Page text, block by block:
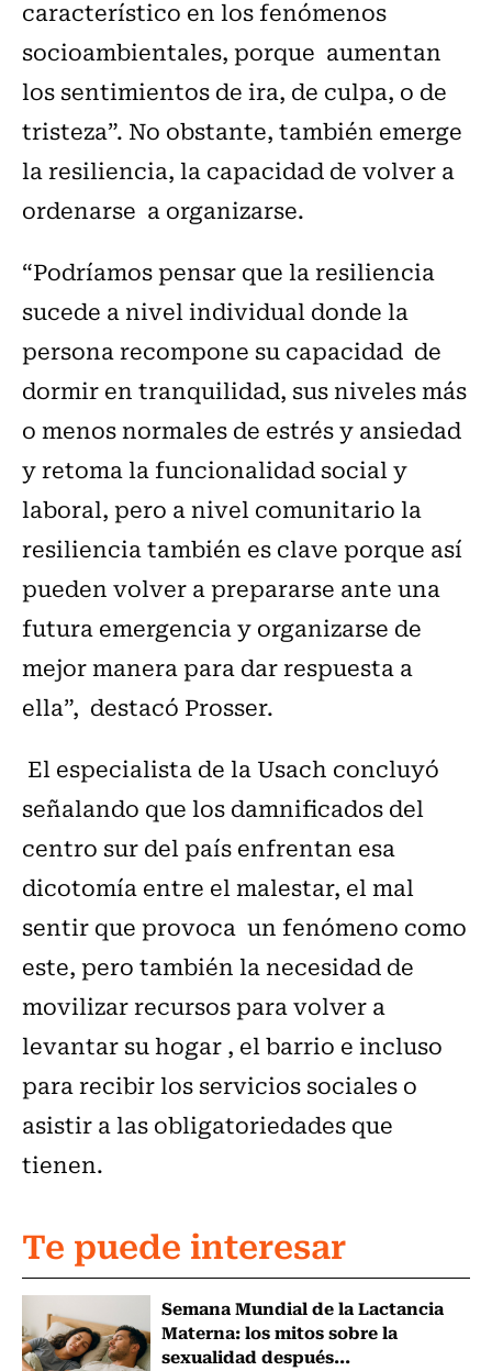
característico en los fenómenos
socioambientales, porque aumentan
los sentimientos de ira, de culpa, o de
tristeza”. No obstante, también emerge
la resiliencia, la capacidad de volver a
ordenarse a organizarse.
“Podríamos pensar que la resiliencia
sucede a nivel individual donde la
persona recompone su capacidad de
dormir en tranquilidad, sus niveles más
o menos normales de estrés y ansiedad
y retoma la funcionalidad social y
laboral, pero a nivel comunitario la
resiliencia también es clave porque así
pueden volver a prepararse ante una
futura emergencia y organizarse de
mejor manera para dar respuesta a
ella”, destacó Prosser.
El especialista de la Usach concluyó
señalando que los damnificados del
centro sur del país enfrentan esa
dicotomía entre el malestar, el mal
sentir que provoca un fenómeno como
este, pero también la necesidad de
movilizar recursos para volver a
levantar su hogar , el barrio e incluso
para recibir los servicios sociales o
asistir a las obligatoriedades que
tienen.
Te puede interesar
Semana Mundial de la Lactancia
Materna: los mitos sobre la
sexualidad después...